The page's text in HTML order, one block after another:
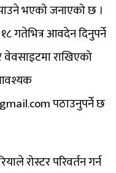
पाउने भएको जनाएको छ ।
गतेभित्र आवदेन दिनुपर्ने
राखिएको
पठाउनुपर्ने छ
रोस्टर परिवर्तन गर्न